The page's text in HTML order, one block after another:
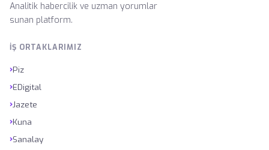
Analitik habercilik ve uzman yorumlar
sunan platform.
İŞ ORTAKLARIMIZ
›Piz
›EDigital
›Jazete
›Kuna
›Sanalay